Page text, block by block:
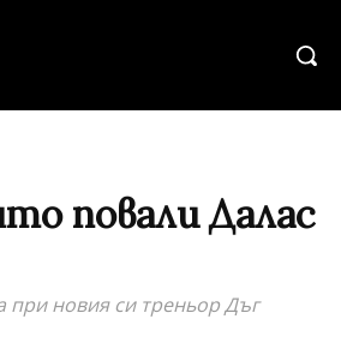
повали Далас
при новия си треньор Дъг